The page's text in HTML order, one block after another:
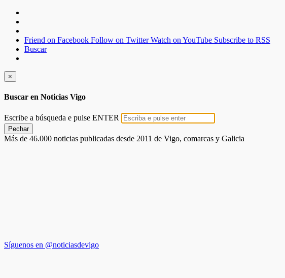
Friend on Facebook Follow on Twitter Watch on YouTube Subscribe to RSS
Buscar
×
Buscar en Noticias Vigo
Escribe a búsqueda e pulse ENTER
Pechar
Más de 46.000 noticias publicadas desde 2011 de Vigo, comarcas y Galicia
Síguenos en @noticiasdevigo